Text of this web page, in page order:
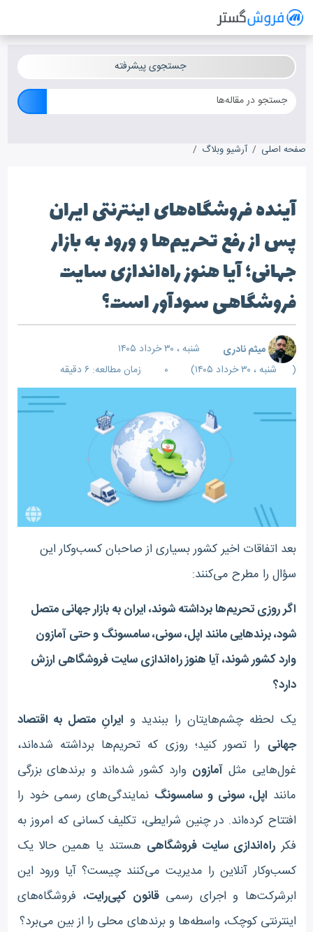
سیستم مدیریت فروش آنلاین
جستجوی پیشرفته
صفحه اصلی آرشیو وبلاگ
آینده فروشگاه‌های اینترنتی ایران
پس از رفع تحریم‌ها و ورود به بازار
جهانی؛ آیا هنوز راه‌اندازی سایت
فروشگاهی سودآور است؟
میثم نادری
شنبه ، ۳۰ خرداد ۱۴۰۵
(
شنبه ، ۳۰ خرداد ۱۴۰۵ ) زمان مطالعه: ۶ دقیقه
بعد اتفاقات اخیر کشور بسیاری از صاحبان کسب‌وکار این
سؤال را مطرح می‌کنند:
اگر روزی تحریم‌ها برداشته شوند، ایران به بازار جهانی متصل
شود، برندهایی مانند اپل، سونی، سامسونگ و حتی آمازون
وارد کشور شوند، آیا هنوز راه‌اندازی سایت فروشگاهی ارزش
دارد؟
یک لحظه چشم‌هایتان را ببندید و ایرانِ متصل به اقتصاد
جهانی را تصور کنید؛ روزی که تحریم‌ها برداشته شده‌اند،
غول‌هایی مثلآمازون وارد کشور شده‌اند و برندهای بزرگی
مانند اپل، سونی و سامسونگ نمایندگی‌های رسمی خود را
افتتاح کرده‌اند. در چنین شرایطی، تکلیف کسانی که امروز به
فکرراه‌اندازی سایت فروشگاهی هستند یا همین حالا یک
کسب‌وکار آنلاین را مدیریت می‌کنند چیست؟ آیا ورود این
ابرشرکت‌ها و اجرای رسمیقانون کپی‌رایت، فروشگاه‌های
اینترنتی کوچک، واسطه‌ها و برندهای محلی را از بین می‌برد؟